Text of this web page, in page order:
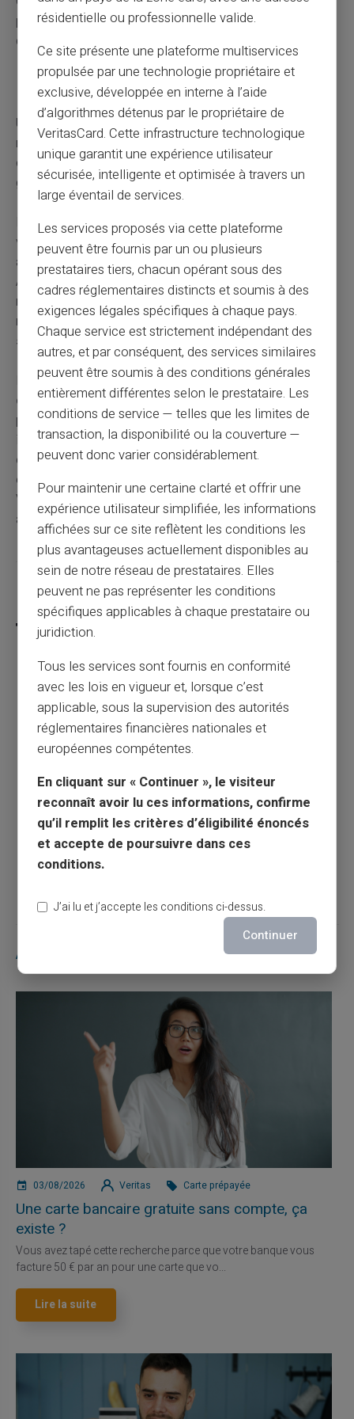
paiement. Cette organisation facilitera vos démarches
de défichage et prouvera votre bonne foi.
Éviter un nouveau fichage
Une fois votre situation connue, adoptez les bons
réflexes. Supprimez lesmoyens de paiement à risque
comme les chèques si vous avez des difficultés de
gestion.
Privilégiez les cartes à autorisation systématique qui
vérifient le solde avant chaque transaction. Activez les
alertes SMS pour suivre votre solde en temps réel.
Anticipez les changements réglementaires. À partir de
novembre 2026, les découverts seront soumis aux
mêmes règles que les crédits avecvérification de
solvabilité obligatoire.
Pour savoir si vous êtes fiché Banque de France,
consultez gratuitement votre dossieren agence ou
par courrier avec votre pièce d'identité. La réponse
immédiate ou sous 10 jours vous indique votre situation
exacte dans les fichiers FCC et FICP. Si vous êtes
effectivement fiché, des solutions comme les cartes
Veritas vous permettent de gérer vos finances en
attendant la régularisation.
Partager cet article
Le rechargement inversé : une arnaque qui
menace les échanges entre particuliers
Article précédent
Comment enlever l'interdit bancaire ?
Articles similaires
03/08/2026 Veritas Carte prépayée
Une carte bancaire gratuite sans compte, ça
existe ?
Vous avez tapé cette recherche parce que votre banque vous
facture 50 € par an pour une carte que vo...
Lire la suite
résidentielle ou professionnelle valide.
Ce site présente une plateforme multiservices
propulsée par une technologie propriétaire et
exclusive, développée en interne à l’aide
d’algorithmes détenus par le propriétaire de
VeritasCard. Cette infrastructure technologique
unique garantit une expérience utilisateur
sécurisée, intelligente et optimisée à travers un
large éventail de services.
Les services proposés via cette plateforme
peuvent être fournis par un ou plusieurs
prestataires tiers, chacun opérant sous des
cadres réglementaires distincts et soumis à des
exigences légales spécifiques à chaque pays.
Chaque service est strictement indépendant des
autres, et par conséquent, des services similaires
peuvent être soumis à des conditions générales
entièrement différentes selon le prestataire. Les
conditions de service — telles que les limites de
transaction, la disponibilité ou la couverture —
peuvent donc varier considérablement.
Pour maintenir une certaine clarté et offrir une
expérience utilisateur simplifiée, les informations
affichées sur ce site reflètent les conditions les
plus avantageuses actuellement disponibles au
sein de notre réseau de prestataires. Elles
peuvent ne pas représenter les conditions
spécifiques applicables à chaque prestataire ou
juridiction.
Tous les services sont fournis en conformité
avec les lois en vigueur et, lorsque c’est
applicable, sous la supervision des autorités
réglementaires financières nationales et
européennes compétentes.
En cliquant sur « Continuer », le visiteur
reconnaît avoir lu ces informations, confirme
qu’il remplit les critères d’éligibilité énoncés
et accepte de poursuivre dans ces
conditions.
J’ai lu et j’accepte les conditions ci-dessus.
Continuer